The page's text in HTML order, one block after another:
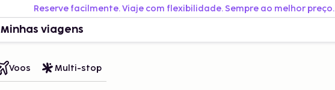
Reserve facilmente. Viaje com flexibilidade. Sempre ao melhor preço.
Minhas viagens
Voos Multi-stop